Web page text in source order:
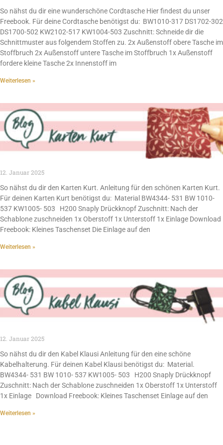
So nähst du dir eine wunderschöne Cordtasche Hier findest du unser
Freebook. Für deine Cordtasche benötigst du: BW1010-317 DS1702-302
DS1700-502 KW2102-517 KW1004-503 Zuschnitt: Schneide dir die
Schnittmuster aus folgendem Stoffen zu. 2x Außenstoff obere Tasche im
Stoffbruch 2x Außenstoff untere Tasche im Stoffbruch 1x Außenstoff
fordere kleine Tasche 2x Innenstoff im
Weiterlesen »
12. Januar 2025
So nähst du dir den Karten Kurt. Anleitung für den schönen Karten Kurt.
Für deinen Karten Kurt benötigst du: Material BW4344- 531 BW 1010-
537 KW1005- 503 H200 Snaply Drückknopf Zuschnitt: Nach der
Schablone zuschneiden 1x Oberstoff 1x Unterstoff 1x Einlage Download
Freebook: Kleines Taschenset Die Einlage auf den
Weiterlesen »
12. Januar 2025
So nähst du dir den Kabel Klausi Anleitung für den eine schöne
Kabelhalterung. Für deinen Kabel Klausi benötigst du: Material.
BW4344- 531 BW 1010- 537 KW1005- 503 H200 Snaply Drückknopf
Zuschnitt: Nach der Schablone zuschneiden 1x Oberstoff 1x Unterstoff
1x Einlage Download Freebook: Kleines Taschenset Einlage auf den
Weiterlesen »